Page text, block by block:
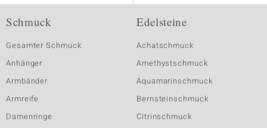
Schmuck
Gesamter Schmuck
Anhänger
Armbänder
Armreife
Damenringe
Edelsteine
Achatschmuck
Amethystschmuck
Aquamarinschmuck
Bernsteinschmuck
Citrinschmuck